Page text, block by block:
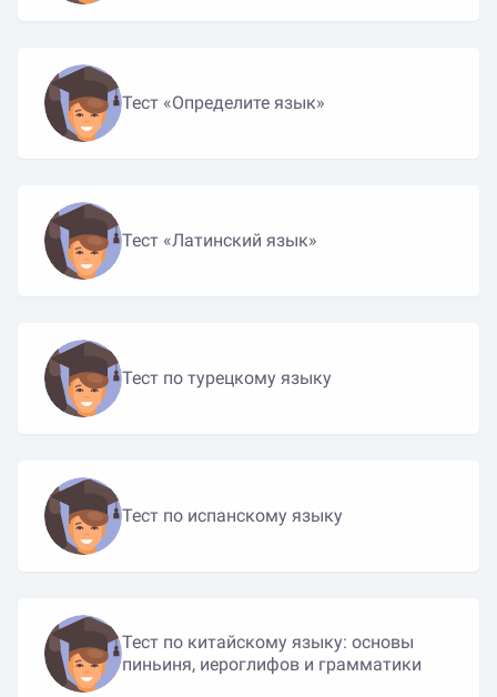
Тест «Определите язык»
Тест «Латинский язык»
Тест по турецкому языку
Тест по испанскому языку
Тест по китайскому языку: основы
пиньиня, иероглифов и грамматики